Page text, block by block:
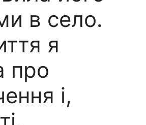
в село.
я
про
і,